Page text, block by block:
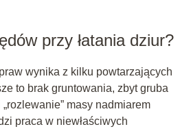
przy łatania dziur?
wynika z kilku powtarzających
to brak gruntowania, zbyt gruba
masy nadmiarem
praca w niewłaściwych